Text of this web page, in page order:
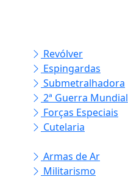
Revólver
Espingardas
Submetralhadora
2ª Guerra Mundial
Forças Especiais
Cutelaria
Armas de Ar
Militarismo